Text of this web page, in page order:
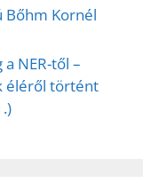
Bőhm Kornél
NER-től –
éléről történt